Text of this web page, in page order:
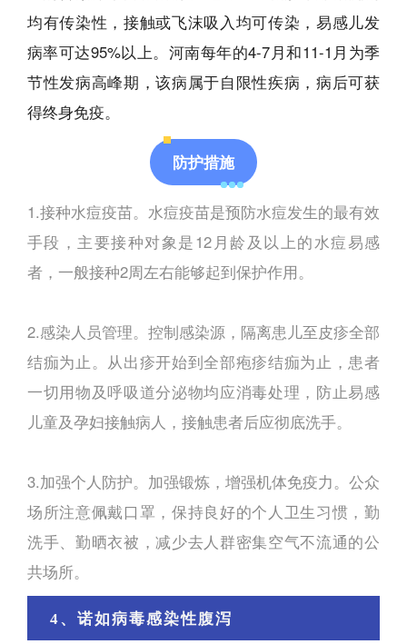
均有传染性，接触或飞沫吸入均可传染，易感儿发
病率可达95%以上。河南每年的4-7月和11-1月为季
节性发病高峰期，该病属于自限性疾病，病后可获
得终身免疫。
防护措施
1.接种水痘疫苗。水痘疫苗是预防水痘发生的最有效
手段，主要接种对象是12月龄及以上的水痘易感
者，一般接种2周左右能够起到保护作用。
2.感染人员管理。控制感染源，隔离患儿至皮疹全部
结痂为止。从出疹开始到全部疱疹结痂为止，患者
一切用物及呼吸道分泌物均应消毒处理，防止易感
儿童及孕妇接触病人，接触患者后应彻底洗手。
3.加强个人防护。加强锻炼，增强机体免疫力。公众
场所注意佩戴口罩，保持良好的个人卫生习惯，勤
洗手、勤晒衣被，减少去人群密集空气不流通的公
共场所。
4、诺如病毒感染性腹泻